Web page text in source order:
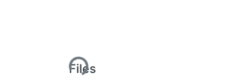
Loading...
Files